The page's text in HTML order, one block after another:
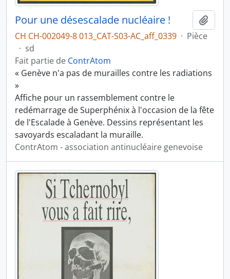
Pour une désescalade nucléaire !
CH CH-002049-8 013_CAT-S03-AC_aff_0339 · Pièce
· sd
Fait partie de ContrAtom
« Genève n'a pas de murailles contre les radiations
»
Affiche pour un rassemblement contre le
redémarrage de Superphénix à l'occasion de la fête
de l'Escalade à Genève. Dessins représentant les
savoyards escaladant la muraille.
ContrAtom - association antinucléaire genevoise